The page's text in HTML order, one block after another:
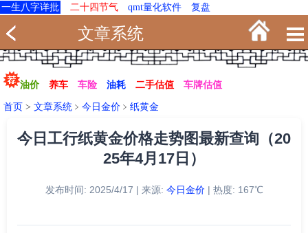
一生八字详批 二十四节气 qmt量化软件 复盘
文章系统
油价 养车 车险 油耗 二手估值 车牌估值
首页 > 文章系统 ﹥ 今日金价 ﹥ 纸黄金
今日工行纸黄金价格走势图最新查询（20
25年4月17日）
发布时间: 2025/4/17 | 来源: 今日金价| 热度: 167℃